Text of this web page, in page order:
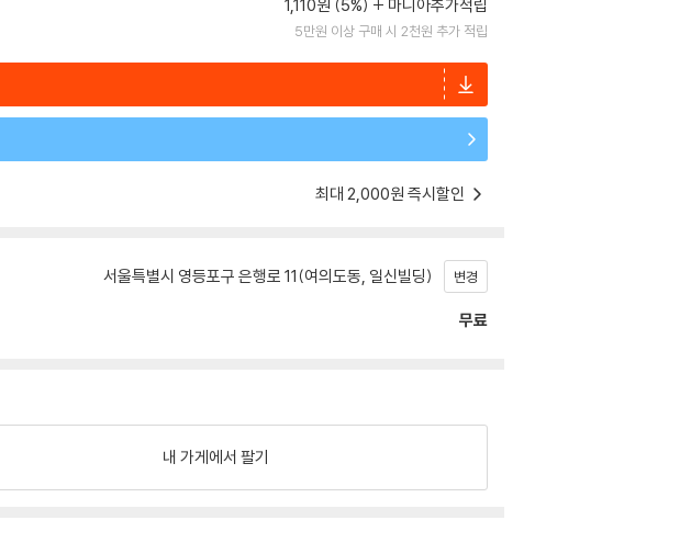
1,110원 (5%) 마니아추가적립
5만원 이상 구매 시 2천원 추가 적립
최대 2,000원 즉시할인
서울특별시 영등포구 은행로 11(여의도동, 일신빌딩) 변경
무료
내 가게에서 팔기